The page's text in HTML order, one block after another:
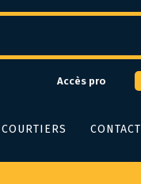
Accès pro
COURTIERS CONTACT